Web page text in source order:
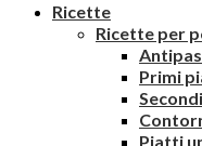
Ricette
Ricette per
Primi
Piatti